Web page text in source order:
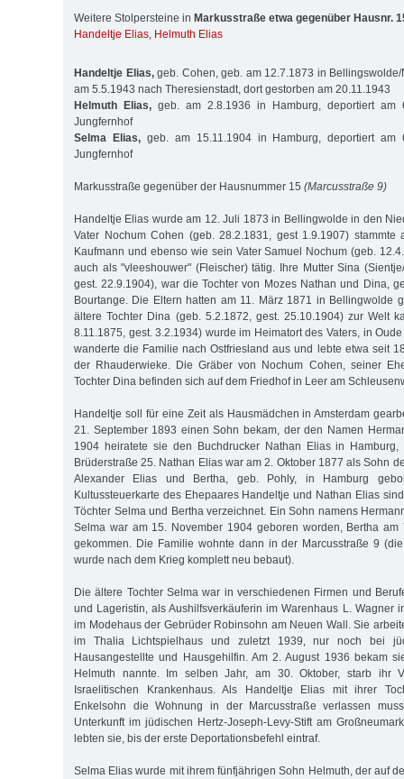
Weitere Stolpersteine in Markusstraße etwa gegenüber Hausnr.
Handeltje Elias, Helmuth Elias
Handeltje Elias,geb. Cohen, geb. am 12.7.1873 in
am 5.5.1943 nach Theresienstadt, dort gestorben am 20.11.1943
Helmuth Elias, geb. am 2.8.1936 in Hamburg, deportiert am
Jungfernhof
Selma Elias,geb. am 15.11.1904 in Hamburg, deportiert am
Jungfernhof
Markusstraße gegenüber der Hausnummer 15 (Marcusstraße 9)
Handeltje Elias wurde am 12. Juli 1873 in Bellingwolde in den
Vater Nochum Cohen (geb. 28.2.1831, gest 1.9.1907) stammte
Kaufmann und ebenso wie sein Vater Samuel Nochum (geb.
auch als "vleeshouwer" (Fleischer) tätig. Ihre Mutter Sina
gest. 22.9.1904), war die Tochter von Mozes Nathan und Dina,
Bourtange. Die Eltern hatten am 11. März 1871 in Bellingwolde
ältere Tochter Dina (geb. 5.2.1872, gest. 25.10.1904) zur Welt
8.11.1875, gest. 3.2.1934) wurde im Heimatort des Vaters, in
wanderte die Familie nach Ostfriesland aus und lebte etwa seit
der Rhauderwieke. Die Gräber von Nochum Cohen, seiner
Tochter Dina befinden sich auf dem Friedhof in Leer am
Handeltje soll für eine Zeit als Hausmädchen in Amsterdam
21. September 1893 einen Sohn bekam, der den Namen
1904 heiratete sie den Buchdrucker Nathan Elias in
Brüderstraße 25. Nathan Elias war am 2. Oktober 1877 als Sohn
Alexander Elias und Bertha, geb. Pohly, in Hamburg
Kultussteuerkarte des Ehepaares Handeltje und Nathan Elias
Töchter Selma und Bertha verzeichnet. Ein Sohn namens
Selma war am 15. November 1904 geboren worden, Bertha am
gekommen. Die Familie wohnte dann in der Marcusstraße 9
wurde nach dem Krieg komplett neu bebaut).
Die ältere Tochter Selma war in verschiedenen Firmen und
und Lageristin, als Aushilfsverkäuferin im Warenhaus L. Wagner
im Modehaus der Gebrüder Robinsohn am Neuen Wall. Sie
im Thalia Lichtspielhaus und zuletzt 1939, nur noch bei
Hausangestellte und Hausgehilfin. Am 2. August 1936 bekam
Helmuth nannte. Im selben Jahr, am 30. Oktober, starb ihr
Israelitischen Krankenhaus. Als Handeltje Elias mit ihrer
Enkelsohn die Wohnung in der Marcusstraße verlassen
Unterkunft im jüdischen Hertz-Joseph-Levy-Stift am
lebten sie, bis der erste Deportationsbefehl eintraf.
Selma Elias wurde mit ihrem fünfjährigen Sohn Helmuth, der auf